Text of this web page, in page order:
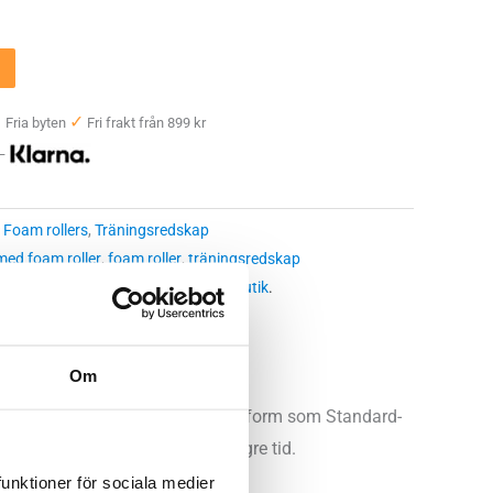
Om
för sociala medier
Fria byten ✓ Fri frakt från 899 kr
Foam rollers, Träningsredskap
foam roller, foam roller, träningsredskap
kontakta din närmsta
butik.
roller. Den har samma form som Standard-
få effekten att hålla i sig längre tid.